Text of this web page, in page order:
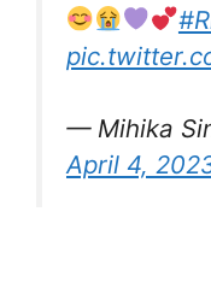
— Mihika
April 4,